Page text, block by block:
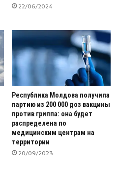
22/06/2024
Республика Молдова получила
партию из 200 000 доз вакцины
против гриппа: она будет
распределена по
медицинским центрам на
территории
20/09/2023